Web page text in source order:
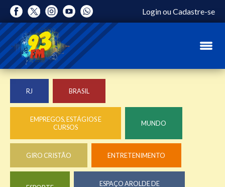
LoginouCadastre-se
RJ BRASIL
EMPREGOS, ESTÁGIOS E
CURSOS
MUNDO
GIRO CRISTÃO ENTRETENIMENTO
ESPAÇO AROLDE DE